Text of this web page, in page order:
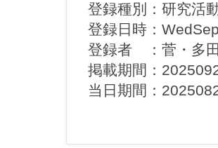
登録種別：研究活
登録日時：
登録者 ：菅・多
掲載期間：
当日期間：